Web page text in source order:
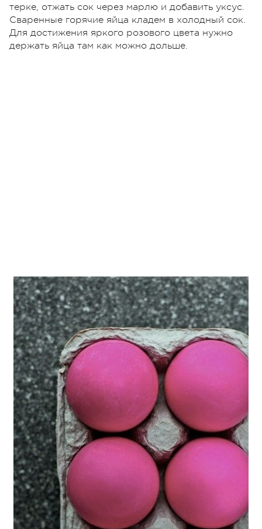
терке, отжать сок через марлю и добавить уксус.
Сваренные горячие яйца кладем в холодный сок.
Для достижения яркого розового цвета нужно
держать яйца там как можно дольше.